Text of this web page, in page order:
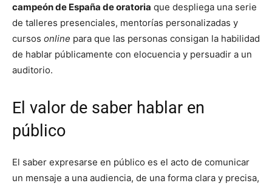
campeón de España de oratoria que despliega una serie
de talleres presenciales, mentorías personalizadas y
cursos online para que las personas consigan la habilidad
de hablar públicamente con elocuencia y persuadir a un
auditorio.
El valor de saber hablar en
público
El saber expresarse en público es el acto de comunicar
un mensaje a una audiencia, de una forma clara y precisa,